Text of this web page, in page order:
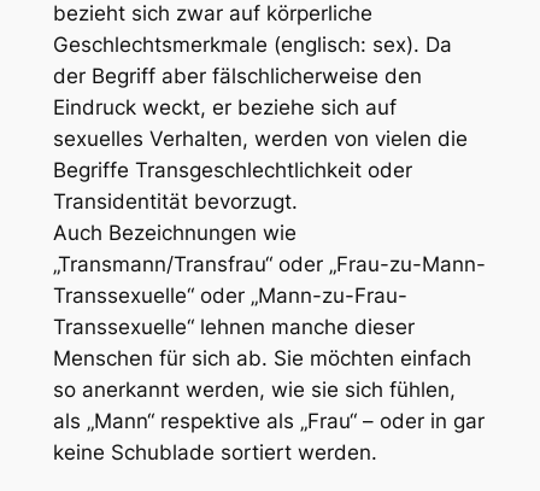
bezieht sich zwar auf körperliche
Geschlechtsmerkmale (englisch: sex). Da
der Begriff aber fälschlicherweise den
Eindruck weckt, er beziehe sich auf
sexuelles Verhalten, werden von vielen die
Begriffe Transgeschlechtlichkeit oder
Transidentität bevorzugt.
Auch Bezeichnungen wie
„Transmann/Transfrau“ oder „Frau-zu-Mann-
Transsexuelle“ oder „Mann-zu-Frau-
Transsexuelle“ lehnen manche dieser
Menschen für sich ab. Sie möchten einfach
so anerkannt werden, wie sie sich fühlen,
als „Mann“ respektive als „Frau“ – oder in gar
keine Schublade sortiert werden.